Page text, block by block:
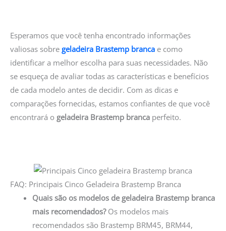
Esperamos que você tenha encontrado informações
valiosas sobre geladeira Brastemp branca e como
identificar a melhor escolha para suas necessidades. Não
se esqueça de avaliar todas as características e benefícios
de cada modelo antes de decidir. Com as dicas e
comparações fornecidas, estamos confiantes de que você
encontrará o geladeira Brastemp branca perfeito.
FAQ: Principais Cinco Geladeira Brastemp Branca
Quais são os modelos de geladeira Brastemp branca
mais recomendados?Os modelos mais
recomendados são Brastemp BRM45, BRM44,